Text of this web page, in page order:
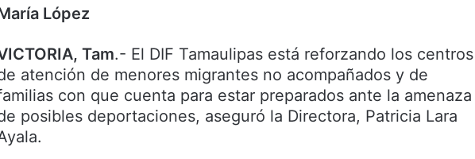
López
Tam.- El DIF Tamaulipas está reforzando los centros
atención de menores migrantes no acompañados y de
con que cuenta para estar preparados ante la amenaza
posibles deportaciones, aseguró la Directora, Patricia Lara